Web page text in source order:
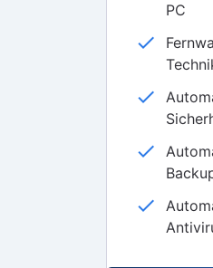
PC
check
check
check
check